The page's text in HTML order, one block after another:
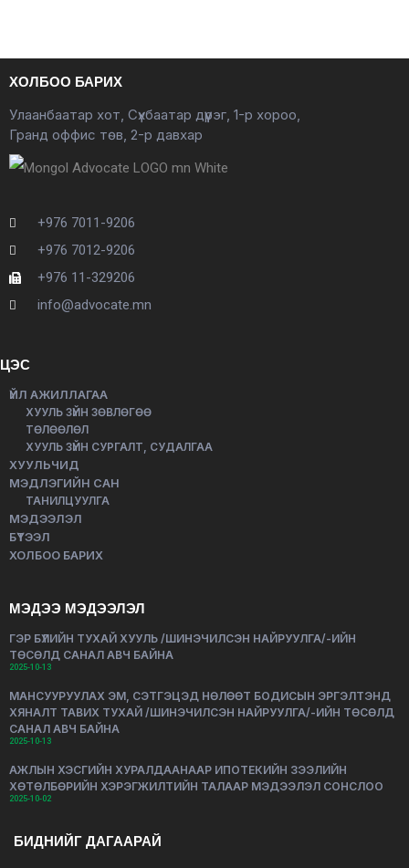
ХОЛБОО БАРИХ
Улаанбаатар хот, Сүхбаатар дүүрэг, 1-р хороо,
Гранд оффис төв, 2-р давхар
+976 7011-9206
+976 7012-9206
+976 11-329206
info@advocate.mn
ЦЭС
ҮЙЛ АЖИЛЛАГАА
ХУУЛЬ ЗҮЙН ЗӨВЛӨГӨӨ
ТӨЛӨӨЛӨЛ
ХУУЛЬ ЗҮЙН СУРГАЛТ, СУДАЛГАА
ХУУЛЬЧИД
МЭДЛЭГИЙН САН
ТАНИЛЦУУЛГА
МЭДЭЭЛЭЛ
БҮТЭЭЛ
ХОЛБОО БАРИХ
МЭДЭЭ МЭДЭЭЛЭЛ
ГЭР БҮЛИЙН ТУХАЙ ХУУЛЬ /ШИНЭЧИЛСЭН НАЙРУУЛГА/-ИЙН
ТӨСӨЛД САНАЛ АВЧ БАЙНА
2025-10-13
МАНСУУРУУЛАХ ЭМ, СЭТГЭЦЭД НӨЛӨӨТ БОДИСЫН ЭРГЭЛТЭНД
ХЯНАЛТ ТАВИХ ТУХАЙ /ШИНЭЧИЛСЭН НАЙРУУЛГА/-ИЙН ТӨСӨЛД
САНАЛ АВЧ БАЙНА
2025-10-13
АЖЛЫН ХЭСГИЙН ХУРАЛДААНААР ИПОТЕКИЙН ЗЭЭЛИЙН
ХӨТӨЛБӨРИЙН ХЭРЭГЖИЛТИЙН ТАЛААР МЭДЭЭЛЭЛ СОНСЛОО
2025-10-02
БИДНИЙГ ДАГААРАЙ